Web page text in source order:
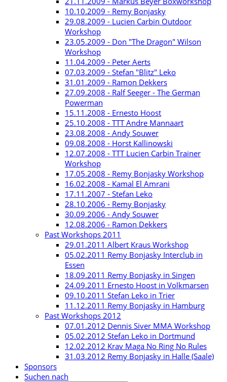
10.10.2009 - Remy Bonjasky
29.08.2009 - Lucien Carbin Outdoor
Workshop
23.05.2009 - Don "The Dragon" Wilson
Workshop
11.04.2009 - Peter Aerts
07.03.2009 - Stefan "Blitz" Leko
31.01.2009 - Ramon Dekkers
27.09.2008 - Ralf Seeger - The German
Powerman
15.11.2008 - Ernesto Hoost
25.10.2008 - TTT Andre Mannaart
23.08.2008 - Andy Souwer
09.08.2008 - Horst Kallinowski
12.07.2008 - TTT Lucien Carbin Trainer
Workshop
17.05.2008 - Remy Bonjasky Workshop
16.02.2008 - Kamal El Amrani
17.11.2007 - Stefan Leko
28.10.2006 - Remy Bonjasky
30.09.2006 - Andy Souwer
12.08.2006 - Ramon Dekkers
Past Workshops 2011
29.01.2011 Albert Kraus Workshop
05.02.2011 Remy Bonjasky Interclub in
Essen
18.09.2011 Remy Bonjasky in Singen
24.09.2011 Ernesto Hoost in Volkmarsen
09.10.2011 Stefan Leko in Trier
11.12.2011 Remy Bonjasky in Hamburg
Past Workshops 2012
07.01.2012 Dennis Siver MMA Workshop
05.02.2012 Stefan Leko in Dortmund
12.02.2012 Krav Maga No Ring No Rules
31.03.2012 Remy Bonjasky in Halle (Saale)
Sponsors
Suchen nach